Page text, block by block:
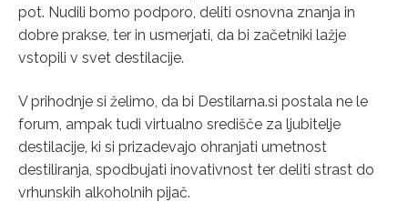
pot. Nudili bomo podporo, deliti osnovna znanja in
dobre prakse, ter in usmerjati, da bi začetniki lažje
vstopili v svet destilacije.
V prihodnje si želimo, da bi Destilarna.si postala ne le
forum, ampak tudi virtualno središče za ljubitelje
destilacije, ki si prizadevajo ohranjati umetnost
destiliranja, spodbujati inovativnost ter deliti strast do
vrhunskih alkoholnih pijač.